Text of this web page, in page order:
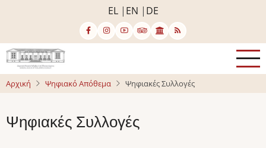
κυρίως
περιεχόμενο
EL EN DE
Αρχική Ψηφιακό Απόθεμα Ψηφιακές Συλλογές
Ψηφιακές Συλλογές